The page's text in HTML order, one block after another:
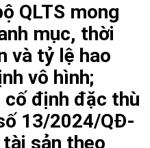
QLTS mong
mục, thời
và tỷ lệ hao
vô hình;
cố định đặc thù
13/2024/QĐ-
tài sản theo